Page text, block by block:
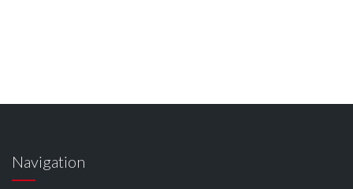
Navigation